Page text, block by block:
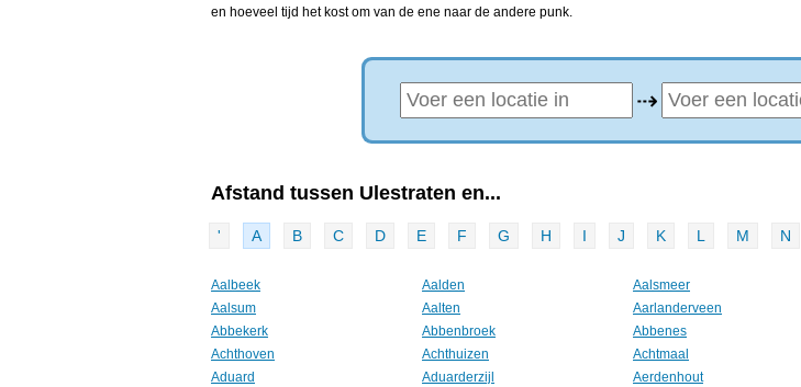
en hoeveel tijd het kost om van de ene naar de andere punk.
⇢
Afstand tussen Ulestraten en...
' A B C D E F G H I J K L M N
Aalbeek Aalden Aalsmeer
Aalsum
Aalten Aarlanderveen
Abbekerk
Abbenbroek Abbenes
Achthoven
Achthuizen Achtmaal
Aduard
Aduarderzijl Aerdenhout